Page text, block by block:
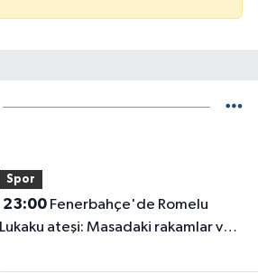
Spor
23:00Fenerbahçe'de Romelu
Lukaku ateşi: Masadaki rakamlar ve